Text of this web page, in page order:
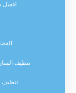
افضل
تنظيف
تنظيف